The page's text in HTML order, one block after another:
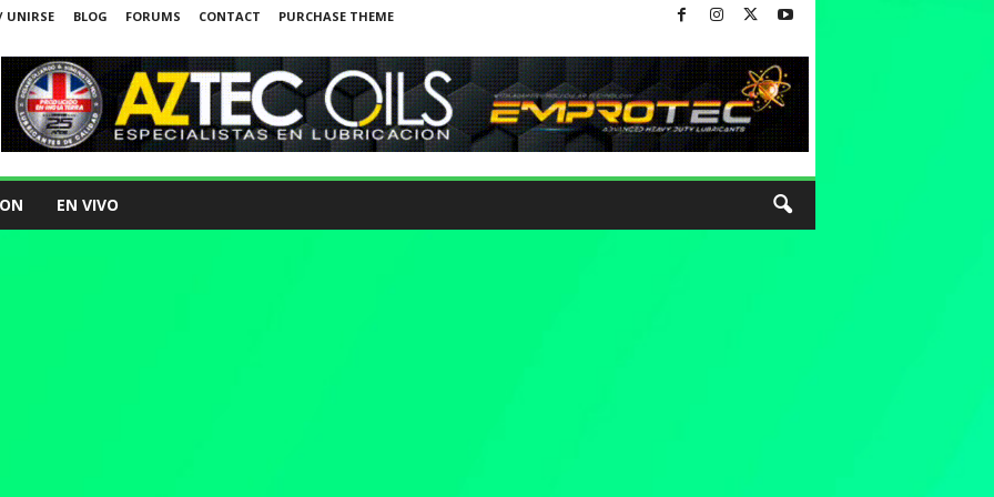
UNIRSE BLOG FORUMS CONTACT PURCHASE THEME
EN VIVO